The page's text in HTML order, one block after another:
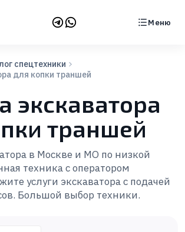
Меню
спецтехники
для копки траншей
экскаватора
траншей
в Москве и МО по низкой
техника с оператором
услуги экскаватора с подачей
Большой выбор техники.